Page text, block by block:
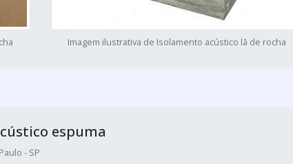
Imagem ilustrativa de Isolamento acústico lã de rocha
espuma
- SP